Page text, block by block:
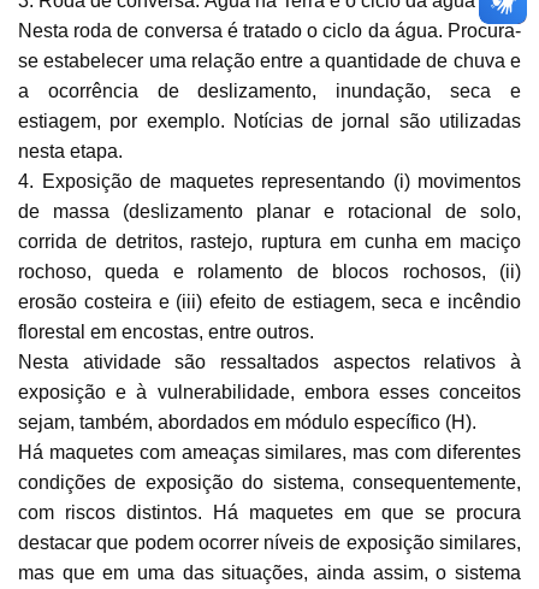
Nesta roda de conversa é tratado o ciclo da água. Procura-
se estabelecer uma relação entre a quantidade de chuva e
a ocorrência de deslizamento, inundação, seca e
estiagem, por exemplo. Notícias de jornal são utilizadas
nesta etapa.
4. Exposição de maquetes representando (i) movimentos
de massa (deslizamento planar e rotacional de solo,
corrida de detritos, rastejo, ruptura em cunha em maciço
rochoso, queda e rolamento de blocos rochosos, (ii)
erosão costeira e (iii) efeito de estiagem, seca e incêndio
florestal em encostas, entre outros.
Nesta atividade são ressaltados aspectos relativos à
exposição e à vulnerabilidade, embora esses conceitos
sejam, também, abordados em módulo específico (H).
Há maquetes com ameaças similares, mas com diferentes
condições de exposição do sistema, consequentemente,
com riscos distintos. Há maquetes em que se procura
destacar que podem ocorrer níveis de exposição similares,
mas que em uma das situações, ainda assim, o sistema